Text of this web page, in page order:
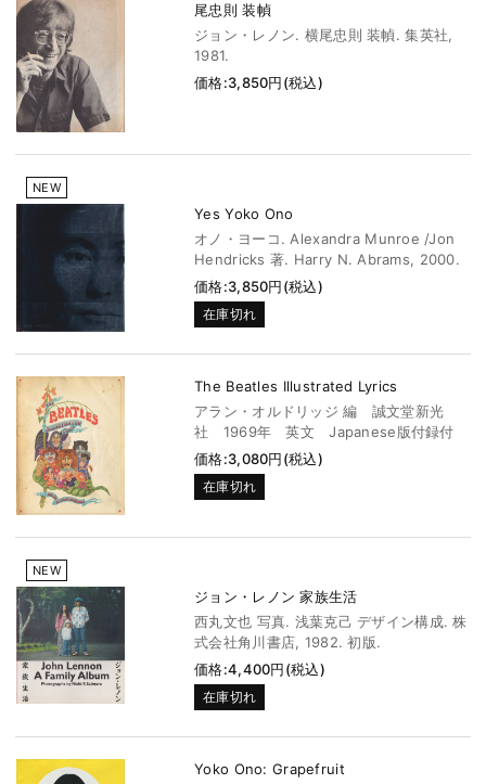
尾忠則 装幀
ジョン・レノン. 横尾忠則 装幀. 集英社,
1981.
価格:3,850円(税込)
NEW
Yes Yoko Ono
オノ・ヨーコ. Alexandra Munroe /Jon
Hendricks 著. Harry N. Abrams, 2000.
価格:3,850円(税込)
在庫切れ
The Beatles Illustrated Lyrics
アラン・オルドリッジ 編 誠文堂新光
社 1969年 英文 Japanese版付録付
価格:3,080円(税込)
在庫切れ
NEW
ジョン・レノン 家族生活
西丸文也 写真. 浅葉克己 デザイン構成. 株
式会社角川書店, 1982. 初版.
価格:4,400円(税込)
在庫切れ
Yoko Ono: Grapefruit